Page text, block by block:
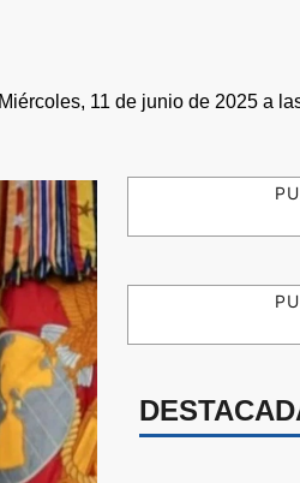
Miércoles, 11 de junio de 2025 a